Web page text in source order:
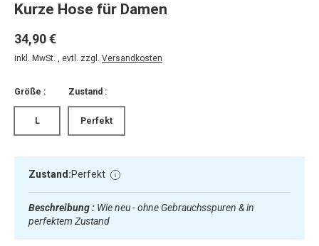
Kurze Hose für Damen
34,90 €
inkl. MwSt. , evtl. zzgl. Versandkosten
Größe :
L
Zustand :
Perfekt
Zustand:Perfekt
Beschreibung : Wie neu - ohne Gebrauchsspuren & in
perfektem Zustand